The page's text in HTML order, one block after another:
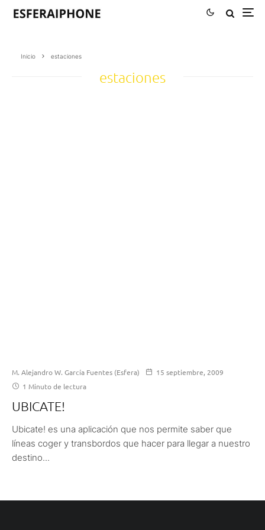
Inicio estaciones
estaciones
M. Alejandro W. García Fuentes (Esfera)
15 septiembre, 2009
1 Minuto de lectura
UBICATE!
Ubicate! es una aplicación que nos permite saber que
líneas coger y transbordos que hacer para llegar a nuestro
destino...